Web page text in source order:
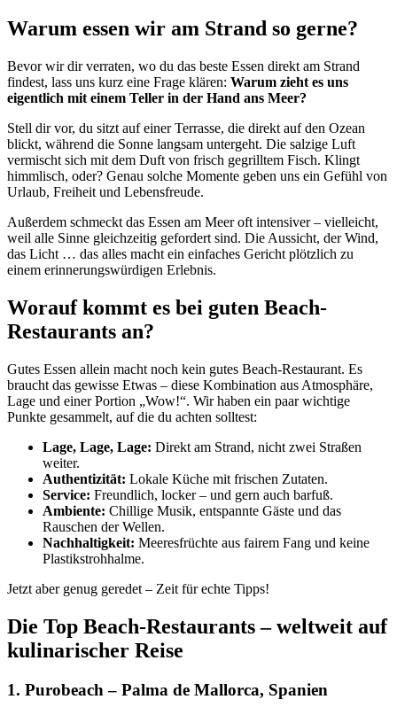
Warum essen wir am Strand so gerne?
Bevor wir dir verraten, wo du das beste Essen direkt am Strand
findest, lass uns kurz eine Frage klären: Warum zieht es uns
eigentlich mit einem Teller in der Hand ans Meer?
Stell dir vor, du sitzt auf einer Terrasse, die direkt auf den Ozean
blickt, während die Sonne langsam untergeht. Die salzige Luft
vermischt sich mit dem Duft von frisch gegrilltem Fisch. Klingt
himmlisch, oder? Genau solche Momente geben uns ein Gefühl von
Urlaub, Freiheit und Lebensfreude.
Außerdem schmeckt das Essen am Meer oft intensiver – vielleicht,
weil alle Sinne gleichzeitig gefordert sind. Die Aussicht, der Wind,
das Licht … das alles macht ein einfaches Gericht plötzlich zu
einem erinnerungswürdigen Erlebnis.
Worauf kommt es bei guten Beach-
Restaurants an?
Gutes Essen allein macht noch kein gutes Beach-Restaurant. Es
braucht das gewisse Etwas – diese Kombination aus Atmosphäre,
Lage und einer Portion „Wow!“. Wir haben ein paar wichtige
Punkte gesammelt, auf die du achten solltest:
Lage, Lage, Lage: Direkt am Strand, nicht zwei Straßen
weiter.
Authentizität: Lokale Küche mit frischen Zutaten.
Service: Freundlich, locker – und gern auch barfuß.
Ambiente: Chillige Musik, entspannte Gäste und das
Rauschen der Wellen.
Nachhaltigkeit: Meeresfrüchte aus fairem Fang und keine
Plastikstrohhalme.
Jetzt aber genug geredet – Zeit für echte Tipps!
Die Top Beach-Restaurants – weltweit auf
kulinarischer Reise
1. Purobeach – Palma de Mallorca, Spanien